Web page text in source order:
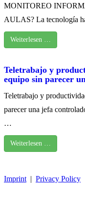
MONITOREO
AULAS? La tecnología
Weiterlesen …
Teletrabajo y
equipo sin parecer
Teletrabajo y
parecer una jefa
…
Weiterlesen …
Imprint | Privacy Policy